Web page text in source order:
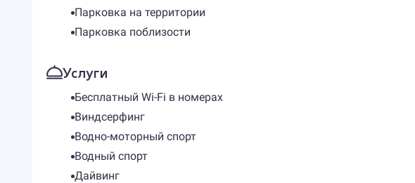
Парковка на территории
Парковка поблизости
Услуги
Бесплатный Wi-Fi в номерах
Виндсерфинг
Водно-моторный спорт
Водный спорт
Дайвинг